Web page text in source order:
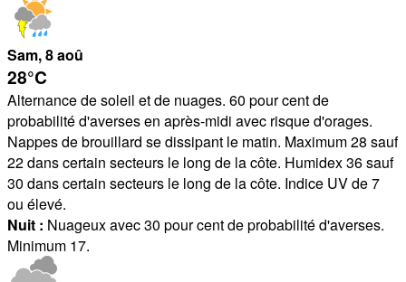
Sam, 8aoû
28°C
Alternance de soleil et de nuages. 60 pour cent de
probabilité d'averses en après-midi avec risque d'orages.
Nappes de brouillard se dissipant le matin. Maximum 28 sauf
22 dans certain secteurs le long de la côte. Humidex 36 sauf
30 dans certain secteurs le long de la côte. Indice UV de 7
ou élevé.
Nuit : Nuageux avec 30 pour cent de probabilité d'averses.
Minimum 17.